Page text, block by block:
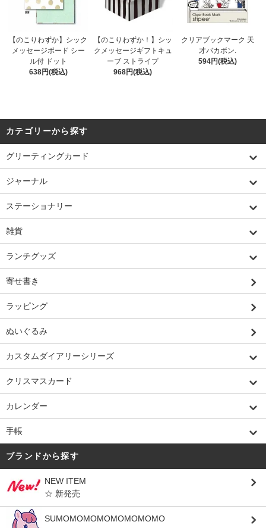
【のこりわずか】シック
メッセージボード シー
ル付 ドット
638円(税込)
【のこりわずか！】シッ
クメッセージギフトキュ
ーブ ストライプ
968円(税込)
クリアブックマーク 天
才バカボン.
594円(税込)
カテゴリーから探す
グリーティングカード
ジャーナル
ステーショナリー
雑貨
ランチグッズ
寄せ書き
ラッピング
ぬいぐるみ
カスタムダイアリーシリーズ
クリスマスカード
カレンダー
手帳
ブランドから探す
NEW ITEM
☆ 新発売
SUMOMOMOMOMOMOMOMO